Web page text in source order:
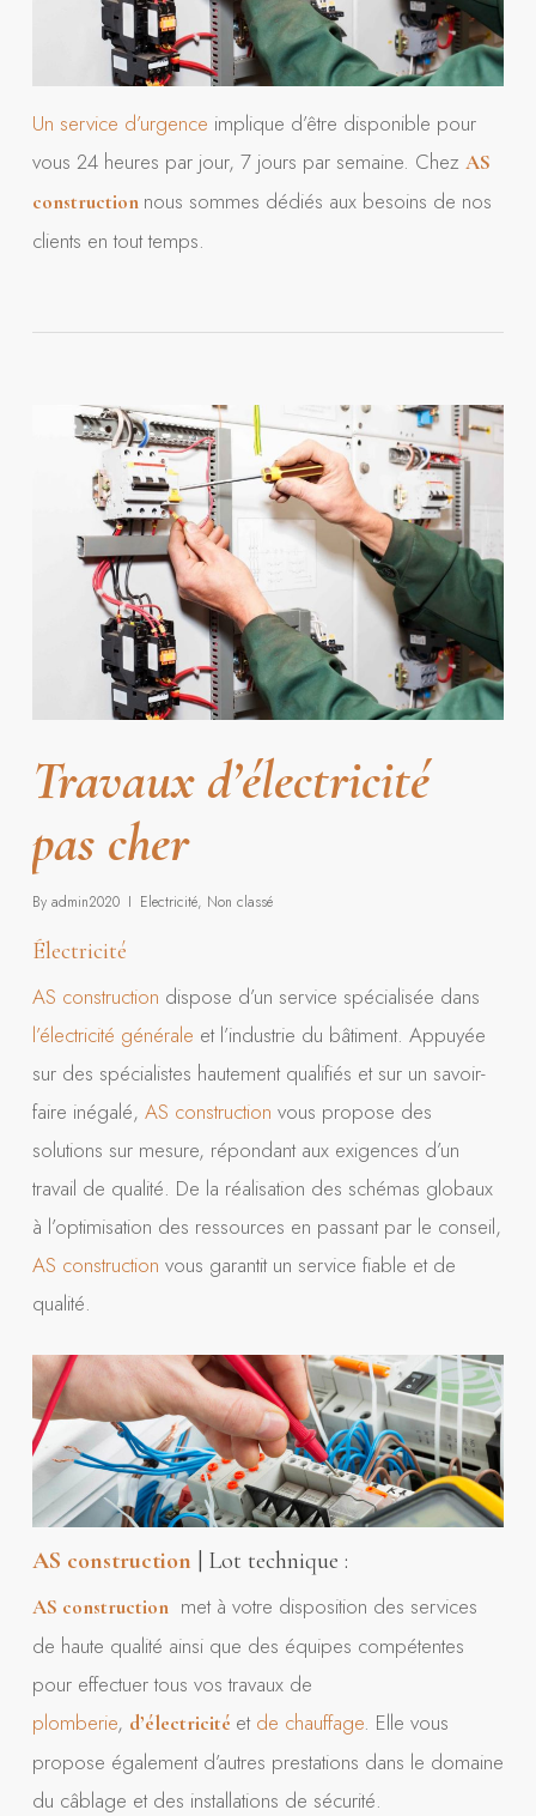
Un service d’urgence implique d’être disponible pour
vous 24 heures par jour, 7 jours par semaine. Chez AS
construction nous sommes dédiés aux besoins de nos
clients en tout temps.
Travaux d’électricité
pas cher
By admin2020 Electricité, Non classé
Électricité
AS construction dispose d’un service spécialisée dans
l’électricité générale et l’industrie du bâtiment. Appuyée
sur des spécialistes hautement qualifiés et sur un savoir-
faire inégalé, AS construction vous propose des
solutions sur mesure, répondant aux exigences d’un
travail de qualité. De la réalisation des schémas globaux
à l’optimisation des ressources en passant par le conseil,
AS construction vous garantit un service fiable et de
qualité.
AS construction | Lot technique :
AS constructionmet à votre disposition des services
de haute qualité ainsi que des équipes compétentes
pour effectuer tous vos travaux de
plomberie, d’électricité et de chauffage. Elle vous
propose également d’autres prestations dans le domaine
du câblage et des installations de sécurité.